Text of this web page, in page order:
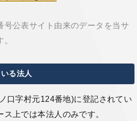
公表サイト由来のデータを当サ
る法人
口字村元124番地)に登記されてい
上では本法人のみです。